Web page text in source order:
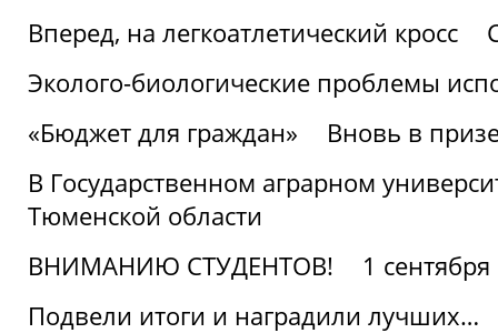
Вперед, на легкоатлетический кросс
Эколого-биологические проблемы
«Бюджет для граждан»
Вновь в
В Государственном аграрном
Тюменской области
ВНИМАНИЮ СТУДЕНТОВ!
1 сентября
Подвели итоги и наградили лучших…